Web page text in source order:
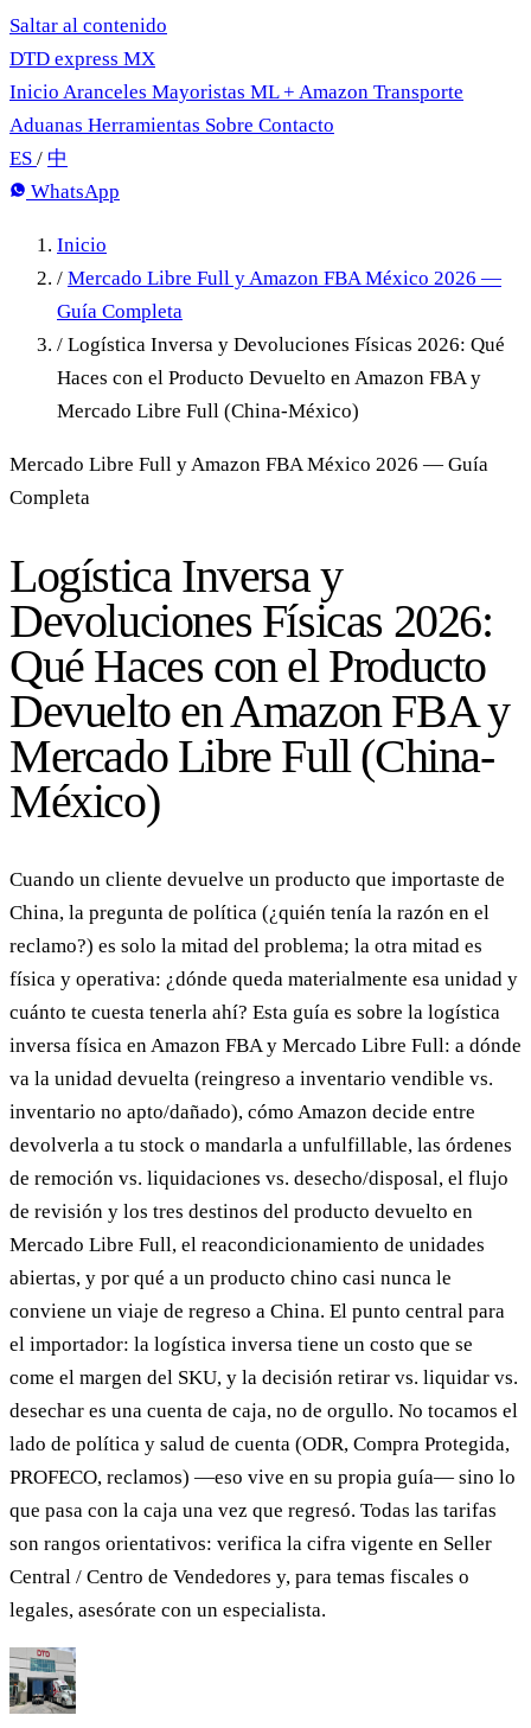
Saltar al contenido
DTD express MX
Inicio Aranceles Mayoristas ML + Amazon Transporte
Aduanas Herramientas Sobre Contacto
ES / 中
WhatsApp
Inicio
/ Mercado Libre Full y Amazon FBA México 2026 —
Guía Completa
/ Logística Inversa y Devoluciones Físicas 2026: Qué
Haces con el Producto Devuelto en Amazon FBA y
Mercado Libre Full (China-México)
Mercado Libre Full y Amazon FBA México 2026 — Guía
Completa
Logística Inversa y
Devoluciones Físicas 2026:
Qué Haces con el Producto
Devuelto en Amazon FBA y
Mercado Libre Full (China-
México)
Cuando un cliente devuelve un producto que importaste de
China, la pregunta de política (¿quién tenía la razón en el
reclamo?) es solo la mitad del problema; la otra mitad es
física y operativa: ¿dónde queda materialmente esa unidad y
cuánto te cuesta tenerla ahí? Esta guía es sobre la logística
inversa física en Amazon FBA y Mercado Libre Full: a dónde
va la unidad devuelta (reingreso a inventario vendible vs.
inventario no apto/dañado), cómo Amazon decide entre
devolverla a tu stock o mandarla a unfulfillable, las órdenes
de remoción vs. liquidaciones vs. desecho/disposal, el flujo
de revisión y los tres destinos del producto devuelto en
Mercado Libre Full, el reacondicionamiento de unidades
abiertas, y por qué a un producto chino casi nunca le
conviene un viaje de regreso a China. El punto central para
el importador: la logística inversa tiene un costo que se
come el margen del SKU, y la decisión retirar vs. liquidar vs.
desechar es una cuenta de caja, no de orgullo. No tocamos el
lado de política y salud de cuenta (ODR, Compra Protegida,
PROFECO, reclamos) —eso vive en su propia guía— sino lo
que pasa con la caja una vez que regresó. Todas las tarifas
son rangos orientativos: verifica la cifra vigente en Seller
Central / Centro de Vendedores y, para temas fiscales o
legales, asesórate con un especialista.